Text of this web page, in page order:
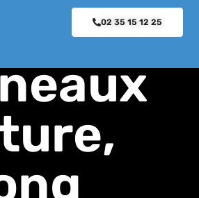
02 35 15 12 25
qui